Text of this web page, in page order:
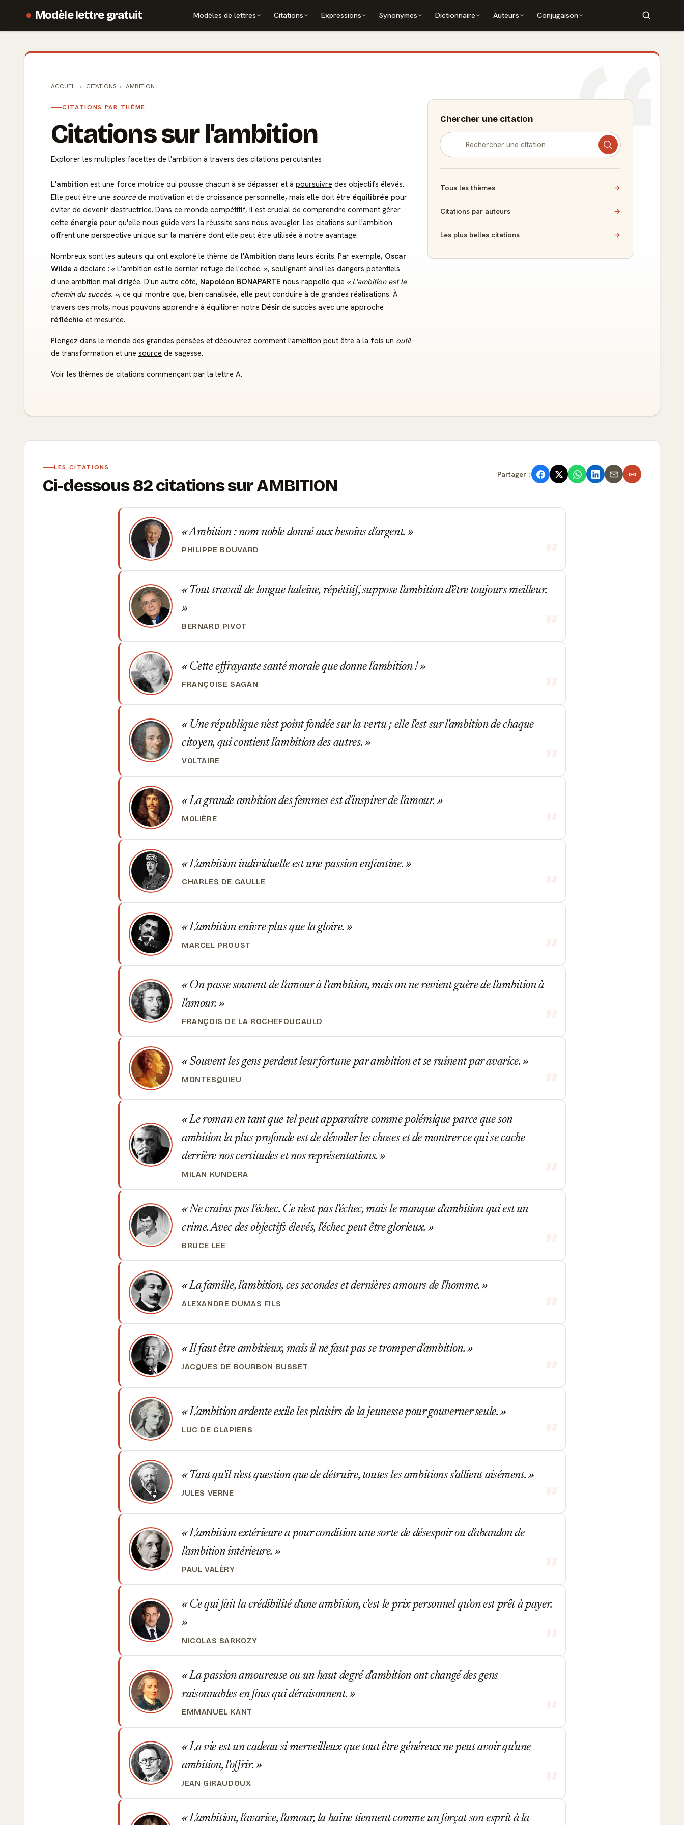
Modèle lettre gratuit Modèles de lettres Citations Expressions Synonymes Dictionnaire Auteurs Conjugaison
ACCUEIL CITATIONS AMBITION
CITATIONS PAR THÈME
Citations sur l'ambition
Explorer les multiples facettes de l'ambition à travers des citations percutantes
L'ambition est une force motrice qui pousse chacun à se dépasser et à poursuivre des objectifs élevés.
Elle peut être une sourcede motivation et de croissance personnelle, mais elle doit être équilibrée pour
éviter de devenir destructrice. Dans ce monde compétitif, il est crucial de comprendre comment gérer
cette énergie pour qu'elle nous guide vers la réussite sans nous aveugler. Les citations sur l'ambition
offrent une perspective unique sur la manière dont elle peut être utilisée à notre avantage.
Nombreux sont les auteurs qui ont exploré le thème de l'Ambition dans leurs écrits. Par exemple, Oscar
Wilde a déclaré : « L'ambition est le dernier refuge de l'échec. », soulignant ainsi les dangers potentiels
d'une ambition mal dirigée. D'un autre côté, Napoléon BONAPARTE nous rappelle que « L'ambition est le
chemin du succès. », ce qui montre que, bien canalisée, elle peut conduire à de grandes réalisations. À
travers ces mots, nous pouvons apprendre à équilibrer notre Désir de succès avec une approche
réfléchie et mesurée.
Plongez dans le monde des grandes pensées et découvrez comment l'ambition peut être à la fois un outil
de transformation et une source de sagesse.
Voir les thèmes de citations commençant par la lettre A.
Chercher une citation
Tous les thèmes →
Citations par auteurs →
Les plus belles citations →
LES CITATIONS
Ci-dessous 82 citations sur AMBITION
Partager :
Ambition : nom noble donné aux besoins d'argent.
PHILIPPE BOUVARD
Tout travail de longue haleine, répétitif, suppose l'ambition d'être toujours meilleur.
BERNARD PIVOT
Cette effrayante santé morale que donne l'ambition !
FRANÇOISE SAGAN
Une république n'est point fondée sur la vertu ; elle l'est sur l'ambition de chaque
citoyen, qui contient l'ambition des autres.
VOLTAIRE
La grande ambition des femmes est d'inspirer de l'amour.
MOLIÈRE
L'ambition individuelle est une passion enfantine.
CHARLES DE GAULLE
L'ambition enivre plus que la gloire.
MARCEL PROUST
On passe souvent de l'amour à l'ambition, mais on ne revient guère de l'ambition à
l'amour.
FRANÇOIS DE LA ROCHEFOUCAULD
Souvent les gens perdent leur fortune par ambition et se ruinent par avarice.
MONTESQUIEU
Le roman en tant que tel peut apparaître comme polémique parce que son
ambition la plus profonde est de dévoiler les choses et de montrer ce qui se cache
derrière nos certitudes et nos représentations.
MILAN KUNDERA
Ne crains pas l'échec. Ce n'est pas l'échec, mais le manque d'ambition qui est un
crime. Avec des objectifs élevés, l'échec peut être glorieux.
BRUCE LEE
La famille, l'ambition, ces secondes et dernières amours de l'homme.
ALEXANDRE DUMAS FILS
Il faut être ambitieux, mais il ne faut pas se tromper d'ambition.
JACQUES DE BOURBON BUSSET
L'ambition ardente exile les plaisirs de la jeunesse pour gouverner seule.
LUC DE CLAPIERS
Tant qu'il n'est question que de détruire, toutes les ambitions s'allient aisément.
JULES VERNE
L'ambition extérieure a pour condition une sorte de désespoir ou d'abandon de
l'ambition intérieure.
PAUL VALÉRY
Ce qui fait la crédibilité d'une ambition, c'est le prix personnel qu'on est prêt à payer.
NICOLAS SARKOZY
La passion amoureuse ou un haut degré d'ambition ont changé des gens
raisonnables en fous qui déraisonnent.
EMMANUEL KANT
La vie est un cadeau si merveilleux que tout être généreux ne peut avoir qu'une
ambition, l'offrir.
JEAN GIRAUDOUX
L'ambition, l'avarice, l'amour, la haine tiennent comme un forçat son esprit à la